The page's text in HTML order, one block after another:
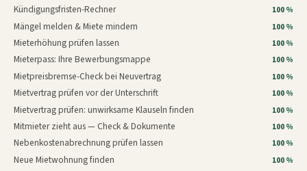
Kündigungsfristen-Rechner 100 %
Mängel melden & Miete mindern 100 %
Mieterhöhung prüfen lassen 100 %
Mieterpass: Ihre Bewerbungsmappe 100 %
Mietpreisbremse-Check bei Neuvertrag 100 %
Mietvertrag prüfen vor der Unterschrift 100 %
Mietvertrag prüfen: unwirksame Klauseln finden 100 %
Mitmieter zieht aus — Check & Dokumente 100 %
Nebenkostenabrechnung prüfen lassen 100 %
Neue Mietwohnung finden 100 %